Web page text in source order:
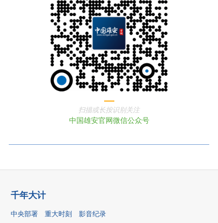
扫描或长按识别关注
中国雄安官网微信公众号
千年大计
中央部署 重大时刻 影音纪录